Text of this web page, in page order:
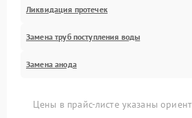
Ликвидация протечек
Замена труб поступления воды
Замена анода
Цены в прайс-листе указаны